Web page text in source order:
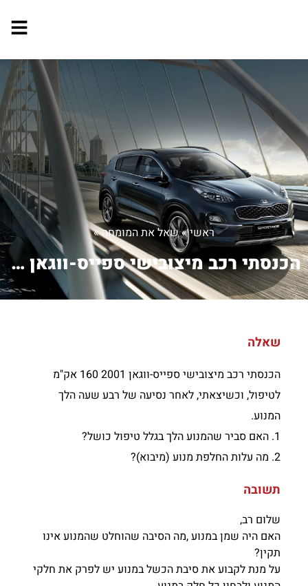
ראשי»שאל את המומחה»
הכנסתי רכב מיצובישי ספייס-ווגאן 2001 ...
שאלה
הכנסתי רכב מיצובישי ספייס-ווגאן 2001 160 אק"מ
לטיפול, וכשיצאתי, לאחר נסיעה של רבע שעה הלך
המנוע.
1. האם סביר שהמנוע הלך בגלל טיפול כושל?
2. מה עלות החלפת מנוע (מיבוא)?
תשובה
שלום רב,
האם היה שמן במנוע ,מה הסיבה שהוחלט שהמנוע אינו
תקין?
על מנת לקבוע את סיבת הכשל במנוע יש לפרק את חלקי